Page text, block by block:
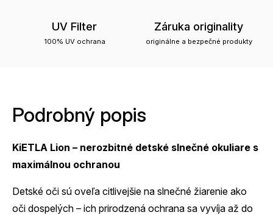
UV Filter
100% UV ochrana
Záruka originality
originálne a bezpečné produkty
Podrobný popis
KiETLA Lion – nerozbitné detské slnečné okuliare s
maximálnou ochranou
Detské oči sú oveľa citlivejšie na slnečné žiarenie ako
oči dospelých – ich prirodzená ochrana sa vyvíja až do